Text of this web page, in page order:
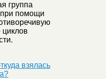
группа
помощи
циклов
взялась